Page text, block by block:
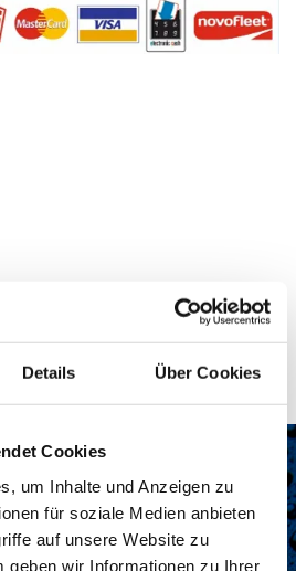
Details Über Cookies
Cookies
um Inhalte und Anzeigen zu
für soziale Medien anbieten
auf unsere Website zu
geben wir Informationen zu Ihrer